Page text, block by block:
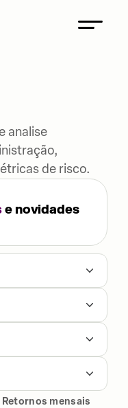
analise
de risco.
e novidades
Retornos mensais